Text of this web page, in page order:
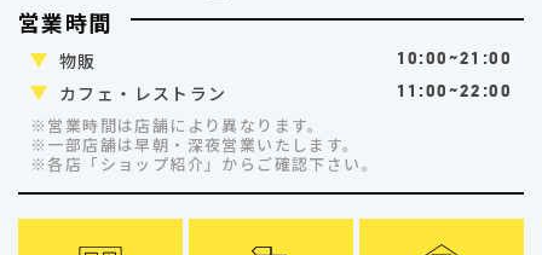
営業時間
物販 10:00~21:00
カフェ・レストラン 11:00~22:00
※営業時間は店舗により異なります。
※一部店舗は早朝・深夜営業いたします。
※各店「ショップ紹介」 からご確認下さい。